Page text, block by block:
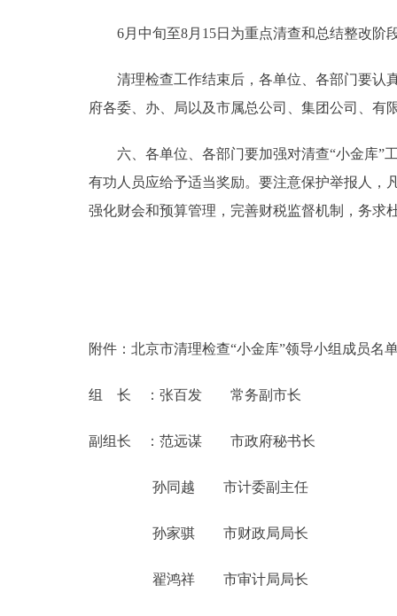
ITALIANO
6月中旬至8月15日为重点清查和总结整改阶
清理检查工作结束后，各单位、各部门要认真
府各委、办、局以及市属总公司、集团公司、有
六、各单位、各部门要加强对清查“小金库”工
有功人员应给予适当奖励。要注意保护举报人，
强化财会和预算管理，完善财税监督机制，务求
附件：北京市清理检查“小金库”领导小组成员名
组 长 ：张百发 常务副市长
副组长 ：范远谋 市政府秘书长
孙同越 市计委副主任
孙家骐 市财政局局长
翟鸿祥 市审计局局长